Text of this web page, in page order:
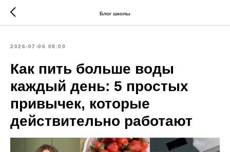
Блог школы
2026-07-06 08:00
Как пить больше воды
каждый день: 5 простых
привычек, которые
действительно работают